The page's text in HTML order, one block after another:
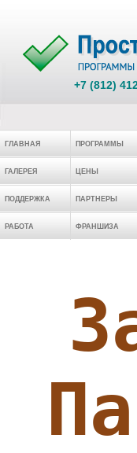
+7 (812)
ГЛАВНАЯ ПРОГРАММЫ
ГАЛЕРЕЯ ЦЕНЫ
ПОДДЕРЖКА ПАРТНЕРЫ
РАБОТА ФРАНШИЗА